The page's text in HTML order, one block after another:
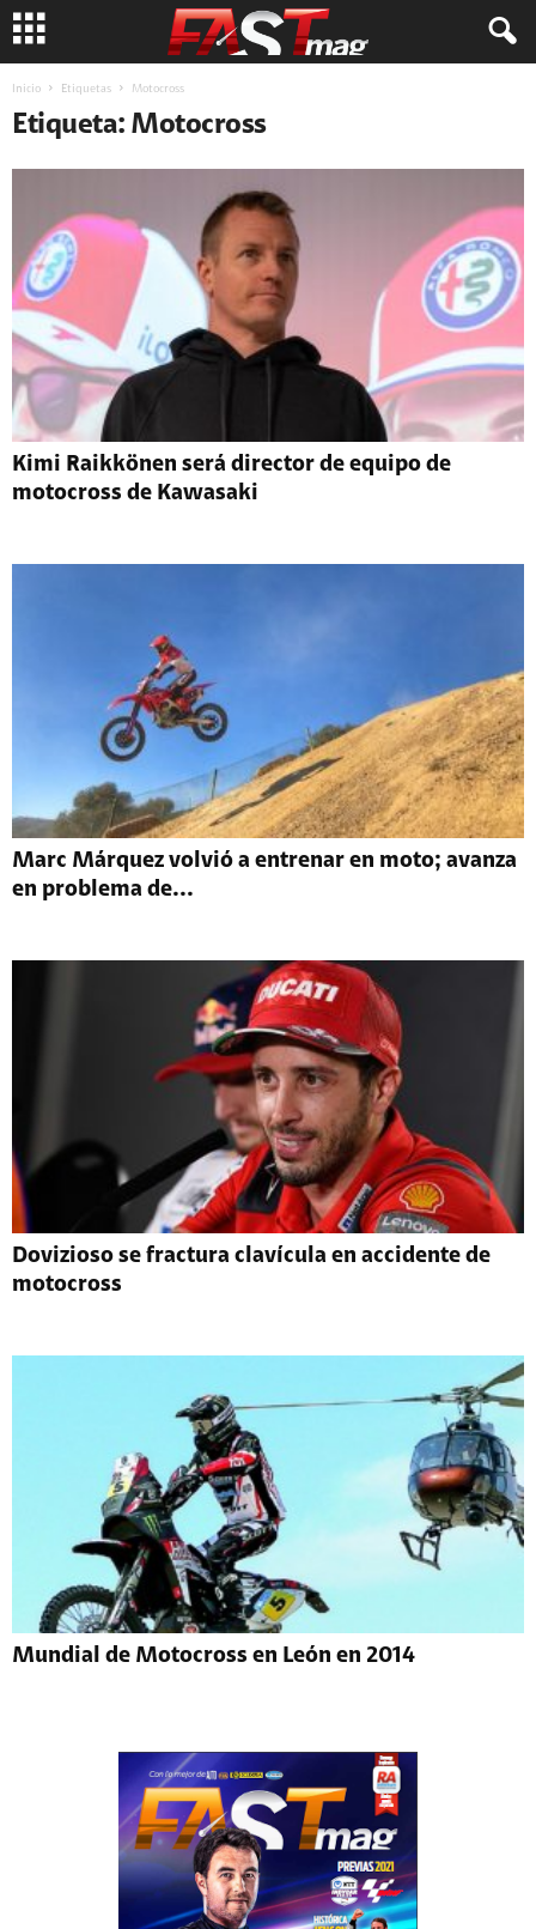
Inicio Etiquetas Motocross
Etiqueta: Motocross
Kimi Raikkönen será director de equipo de
motocross de Kawasaki
Marc Márquez volvió a entrenar en moto; avanza
en problema de...
Dovizioso se fractura clavícula en accidente de
motocross
Mundial de Motocross en León en 2014